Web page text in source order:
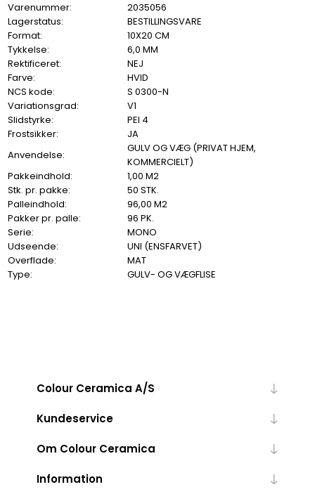
Varenummer:
2035056
Lagerstatus:
BESTILLINGSVARE
Format:
10X20 CM
Tykkelse:
6,0 MM
Rektificeret:
NEJ
Farve:
HVID
NCS kode:
S 0300-N
Variationsgrad:
V1
Slidstyrke:
PEI 4
Frostsikker:
JA
Anvendelse:
GULV OG VÆG (PRIVAT HJEM,
KOMMERCIELT)
Pakkeindhold:
1,00 M2
Stk. pr. pakke:
50 STK.
Palleindhold:
96,00 M2
Pakker pr. palle:
96 PK.
Serie:
MONO
Udseende:
UNI (ENSFARVET)
Overflade:
MAT
Type:
GULV- OG VÆGFLISE
Colour Ceramica A/S
Kundeservice
Om Colour Ceramica
Information